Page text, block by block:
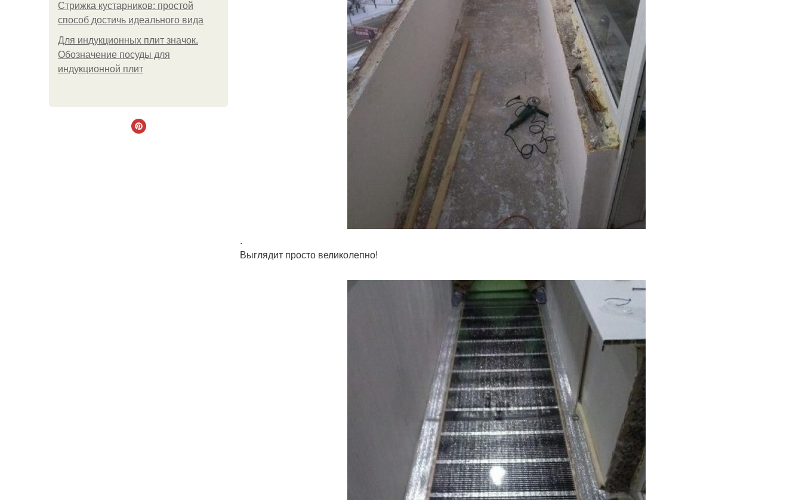
Стрижка кустарников: простой
способ достичь идеального вида
Для индукционных плит значок.
Обозначение посуды для
индукционной плит
.
Выглядит просто великолепно!